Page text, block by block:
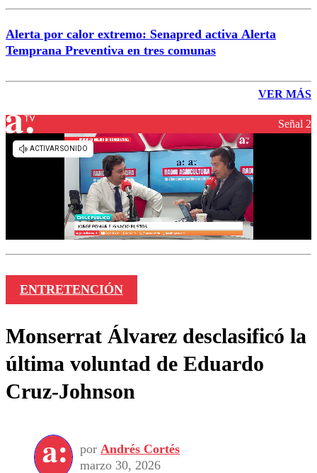
Alerta por calor extremo: Senapred activa Alerta
Temprana Preventiva en tres comunas
VER MÁS
Señal 2
ENTRETENCIÓN
Monserrat Álvarez desclasificó la
última voluntad de Eduardo
Cruz-Johnson
por Andrés Cortés
marzo 30, 2026